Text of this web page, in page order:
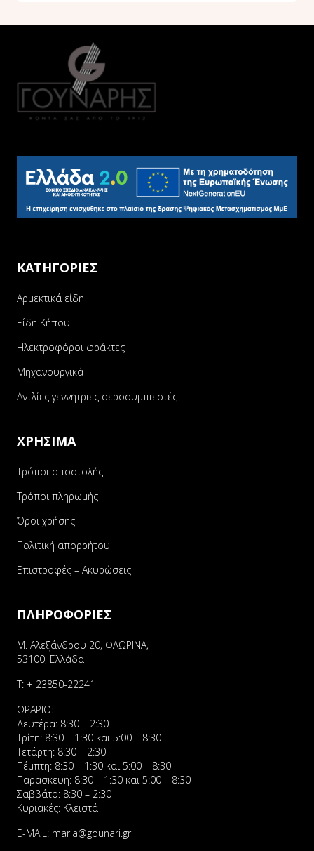
ΚΑΤΗΓΟΡΙΕΣ
Αρμεκτικά είδη
Είδη Κήπου
Ηλεκτροφόροι φράκτες
Μηχανουργικά
Αντλίες γεννήτριες αεροσυμπιεστές
ΧΡΗΣΙΜΑ
Τρόποι αποστολής
Τρόποι πληρωμής
Όροι χρήσης
Πολιτική απορρήτου
Επιστροφές – Ακυρώσεις
ΠΛΗΡΟΦΟΡΙΕΣ
Μ. Αλεξάνδρου 20, ΦΛΩΡΙΝΑ,
53100, Ελλάδα
Τ: + 23850-22241
ΩΡΑΡΙΟ:
Δευτέρα: 8:30 – 2:30
Τρίτη: 8:30 – 1:30 και 5:00 – 8:30
Τετάρτη: 8:30 – 2:30
Πέμπτη: 8:30 – 1:30 και 5:00 – 8:30
Παρασκευή: 8:30 – 1:30 και 5:00 – 8:30
Σαββάτο: 8:30 – 2:30
Κυριακές: Κλειστά
E-MAIL: maria@gounari.gr